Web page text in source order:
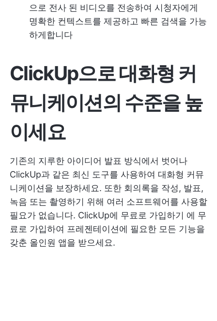
으로 전사 된 비디오를 전송하여 시청자에게
명확한 컨텍스트를 제공하고 빠른 검색을 가능
하게합니다
ClickUp으로 대화형 커
뮤니케이션의 수준을 높
이세요
기존의 지루한 아이디어 발표 방식에서 벗어나
ClickUp과 같은 최신 도구를 사용하여 대화형 커뮤
니케이션을 보장하세요. 또한 회의록을 작성, 발표,
녹음 또는 촬영하기 위해 여러 소프트웨어를 사용할
필요가 없습니다. ClickUp에 무료로 가입하기 에 무
료로 가입하여 프레젠테이션에 필요한 모든 기능을
갖춘 올인원 앱을 받으세요.